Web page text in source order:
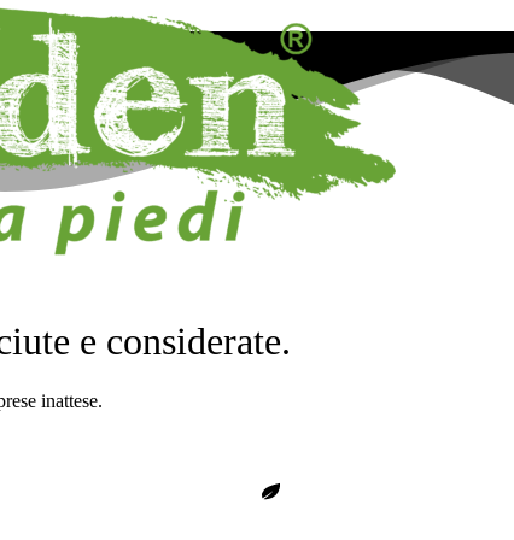
e considerate.
inattese.